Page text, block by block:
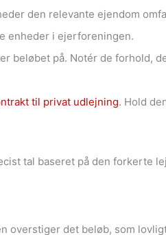
den relevante ejendom
enheder i ejerforeningen.
beløbet på. Notér de forhold,
til privat udlejning. Hold
tal baseret på den forkerte
overstiger det beløb, som